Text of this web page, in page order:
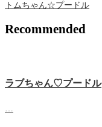
トムちゃん☆プードル
Recommended
ラブちゃん♡プードル